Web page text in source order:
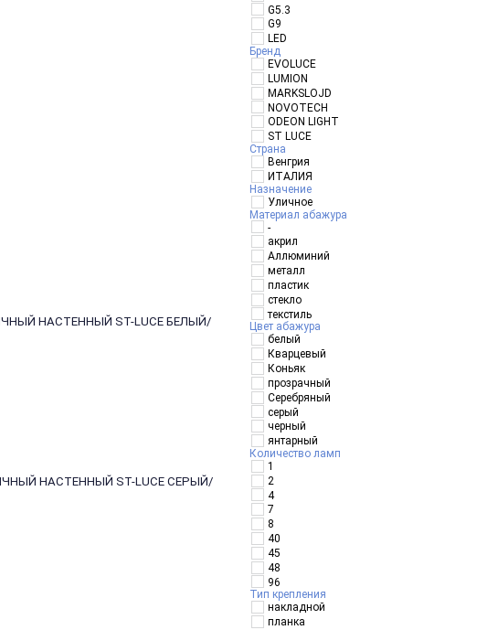
G5.3
G9
LED
Бренд
EVOLUCE
LUMION
MARKSLOJD
NOVOTECH
ODEON LIGHT
ST LUCE
Страна
Венгрия
ИТАЛИЯ
Назначение
Уличное
Материал абажура
-
акрил
Аллюминий
металл
пластик
стекло
текстиль
Цвет абажура
белый
Кварцевый
Коньяк
прозрачный
Серебряный
серый
черный
янтарный
Количество ламп
1
2
4
7
8
40
45
48
96
Тип крепления
накладной
планка
НАСТЕННЫЙ ST-LUCE БЕЛЫЙ/
НАСТЕННЫЙ ST-LUCE СЕРЫЙ/